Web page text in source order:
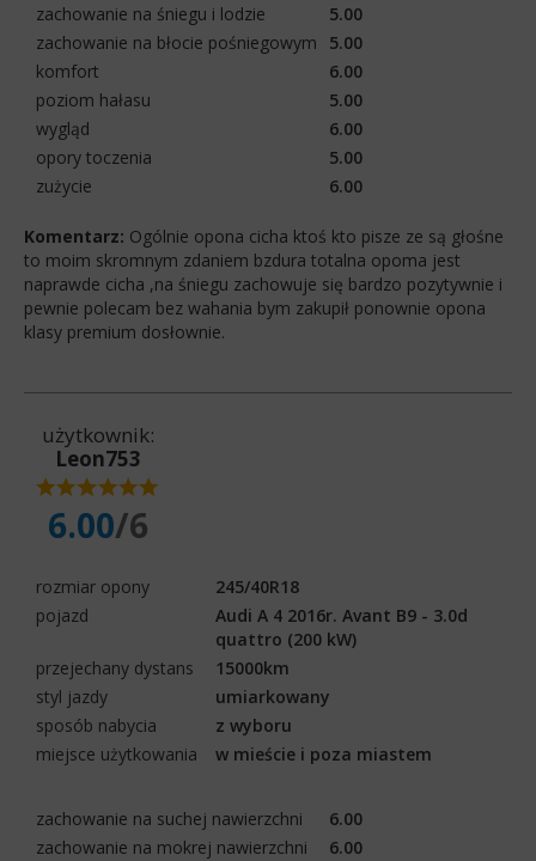
zachowanie na śniegu i lodzie
5.00
zachowanie na błocie pośniegowym
5.00
komfort
6.00
poziom hałasu
5.00
wygląd
6.00
opory toczenia
5.00
zużycie
6.00
Komentarz: Ogólnie opona cicha ktoś kto pisze ze są głośne
to moim skromnym zdaniem bzdura totalna opoma jest
naprawde cicha ,na śniegu zachowuje się bardzo pozytywnie i
pewnie polecam bez wahania bym zakupił ponownie opona
klasy premium dosłownie.
użytkownik:
Leon753
6.00/6
rozmiar opony
245/40R18
pojazd
Audi A 4 2016r. Avant B9 - 3.0d
quattro (200 kW)
przejechany dystans
15000km
styl jazdy
umiarkowany
sposób nabycia
z wyboru
miejsce użytkowania
w mieście i poza miastem
zachowanie na suchej nawierzchni
6.00
zachowanie na mokrej nawierzchni
6.00